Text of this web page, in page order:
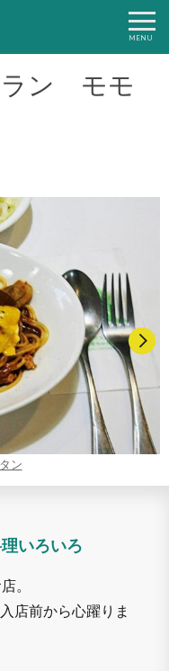
ラン モモ
ン
いろいろ
。
店前から心躍りま